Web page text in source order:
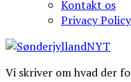
Kontakt os
Privacy Policy
Vi skriver om hvad der